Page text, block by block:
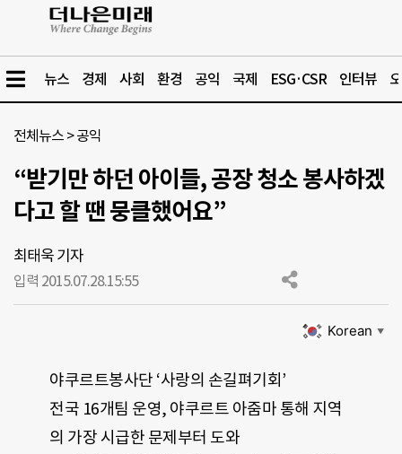
뉴스 경제 사회 환경 공익 국제 ESG·CSR 인터뷰
전체뉴스 >공익
“받기만 하던 아이들, 공장 청소 봉사하겠
다고 할 땐 뭉클했어요”
최태욱 기자
입력 2015.07.28.15:55
Korean ▼
야쿠르트봉사단 ‘사랑의 손길펴기회’
전국 16개팀 운영, 야쿠르트 아줌마 통해 지역
의 가장 시급한 문제부터 도와